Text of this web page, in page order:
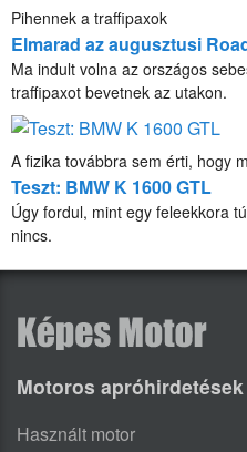
Pihennek a traffipaxok
Elmarad az augusztusi
Ma indult volna az országos
traffipaxot bevetnek az utakon.
A fizika továbbra sem érti, hogy
Teszt: BMW K 1600 GTL
Úgy fordul, mint egy feleekkora
nincs.
Motoros apróhirdetések
Használt motor